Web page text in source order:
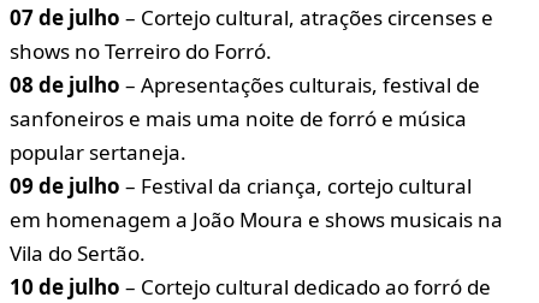
07 de julho – Cortejo cultural, atrações circenses e
shows no Terreiro do Forró.
08 de julho – Apresentações culturais, festival de
sanfoneiros e mais uma noite de forró e música
popular sertaneja.
09 de julho – Festival da criança, cortejo cultural
em homenagem a João Moura e shows musicais na
Vila do Sertão.
10 de julho – Cortejo cultural dedicado ao forró de